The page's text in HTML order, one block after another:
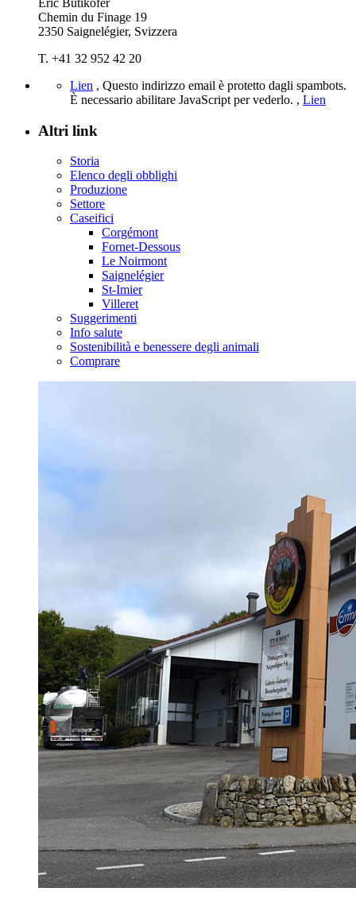
Chemin du Finage 19
2350 Saignelégier, Svizzera
T. +41 32 952 42 20
Lien , Questo indirizzo email è protetto dagli spambots.
È necessario abilitare JavaScript per vederlo. , Lien
Altri link
Storia
Elenco degli obblighi
Produzione
Settore
Caseifici
Corgémont
Fornet-Dessous
Le Noirmont
Saignelégier
St-Imier
Villeret
Suggerimenti
Info salute
Sostenibilità e benessere degli animali
Comprare